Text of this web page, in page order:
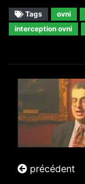
Tags ovni
interception ovni
précédent